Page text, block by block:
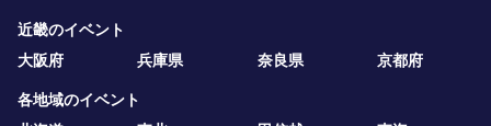
近畿のイベント
大阪府
兵庫県 奈良県 京都府
各地域のイベント